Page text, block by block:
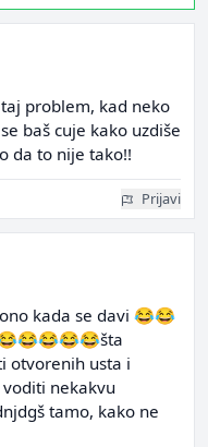
problem, kad neko
baš cuje kako uzdiše
da to nije tako!!
Prijavi
ono kada se davi 😂😂
otvorenih usta i
nekakvu
tamo, kako ne